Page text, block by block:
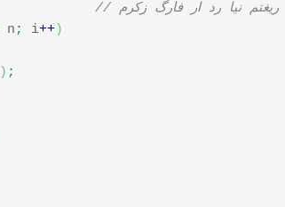
n ; i++)
) ;